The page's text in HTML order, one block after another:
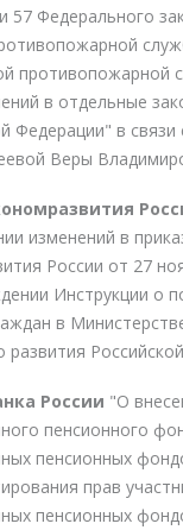
57 Федерального
противопожарной
в отдельные
Федерации" в
Веры
изменений в
России от 27
Инструкции о
в
развития
России "О
пенсионного
пенсионных
прав
пенсионных